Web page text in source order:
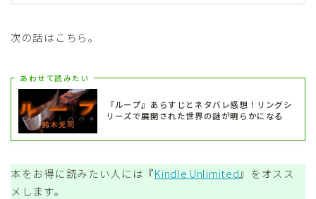
次の話はこちら。
あわせて読みたい
『ループ』あらすじとネタバレ感想！リングシ
リーズで展開された世界の謎が明らかになる
本をお得に読みたい人には『Kindle Unlimited』をオスス
メします。